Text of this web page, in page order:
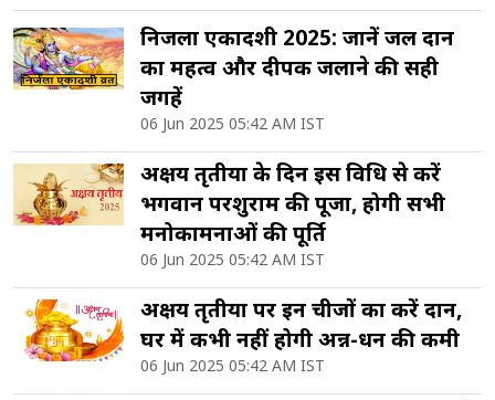
निर्जला एकादशी 2025: जानें जल दान
का महत्व और दीपक जलाने की सही
जगहें
06 Jun 2025 05:42 AM IST
अक्षय तृतीया के दिन इस विधि से करें
भगवान परशुराम की पूजा, होगी सभी
मनोकामनाओं की पूर्ति
06 Jun 2025 05:42 AM IST
अक्षय तृतीया पर इन चीजों का करें दान,
घर में कभी नहीं होगी अन्न-धन की कमी
06 Jun 2025 05:42 AM IST